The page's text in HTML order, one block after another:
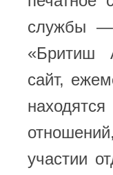
службы —
«Бритиш
сайт,
участии